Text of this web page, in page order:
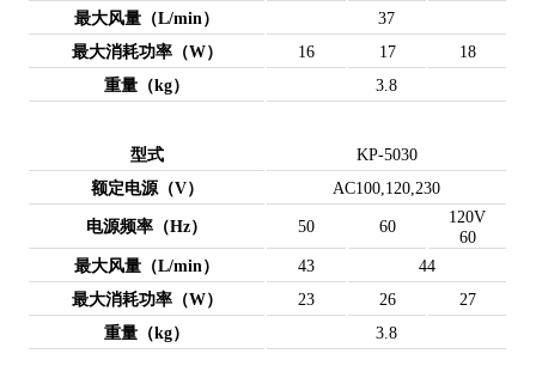
最大风量（L/min）
37
最大消耗功率（W）
16 17
18
重量（kg）
3.8
型式
KP-5030
额定电源（V）
AC100,120,230
电源频率（Hz）
50 60
120V
60
最大风量（L/min）
43
44
最大消耗功率（W）
23 26
27
重量（kg）
3.8